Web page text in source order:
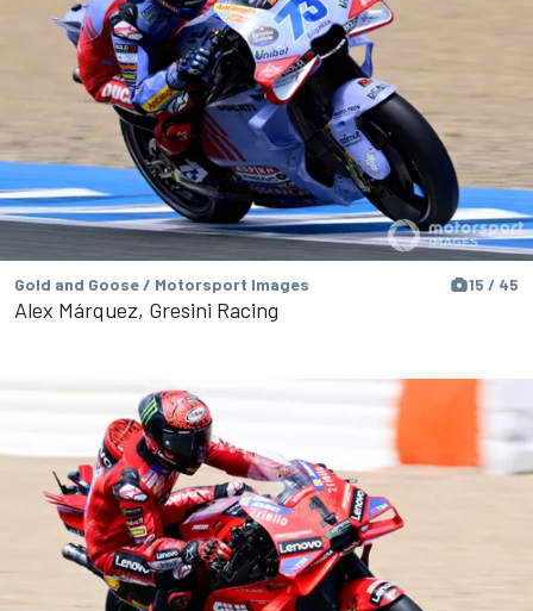
Gold and Goose / Motorsport Images 15 / 45
Alex Márquez, Gresini Racing